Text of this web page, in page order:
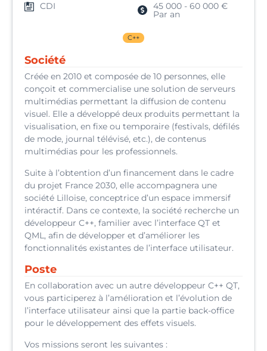
CDI
45 000 - 60 000 €
Par an
C++
Société
Créée en 2010 et composée de 10 personnes, elle
conçoit et commercialise une solution de serveurs
multimédias permettant la diffusion de contenu
visuel. Elle a développé deux produits permettant la
visualisation, en fixe ou temporaire (festivals, défilés
de mode, journal télévisé, etc.), de contenus
multimédias pour les professionnels.
Suite à l’obtention d’un financement dans le cadre
du projet France 2030, elle accompagnera une
société Lilloise, conceptrice d’un espace immersif
intéractif. Dans ce contexte, la société recherche un
développeur C++, familier avec l’interface QT et
QML, afin de développer et d’améliorer les
fonctionnalités existantes de l’interface utilisateur.
Poste
En collaboration avec un autre développeur C++ QT,
vous participerez à l’amélioration et l’évolution de
l’interface utilisateur ainsi que la partie back-office
pour le développement des effets visuels.
Vos missions seront les suivantes :